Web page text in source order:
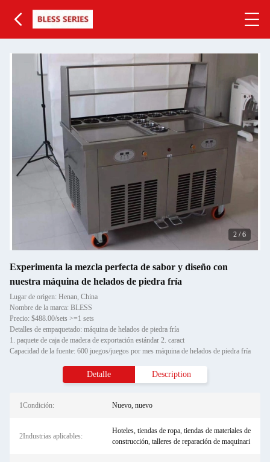
2 /6
Experimenta la mezcla perfecta de sabor y diseño con
nuestra máquina de helados de piedra fría
Lugar de origen: Henan, China
Nombre de la marca: BLESS
Precio: $488.00/sets >=1 sets
Detalles de empaquetado: máquina de helados de piedra fría
1. paquete de caja de madera de exportación estándar 2. caract
Capacidad de la fuente: 600 juegos/juegos por mes máquina de helados de piedra fría
Detalle Description
1Condición: Nuevo, nuevo
2Industrias aplicables:
Hoteles, tiendas de ropa, tiendas de materiales de
construcción, talleres de reparación de maquinari